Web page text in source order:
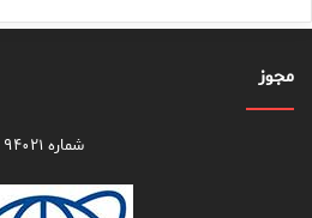
مجوز
شماره ۹۴۰۲۱